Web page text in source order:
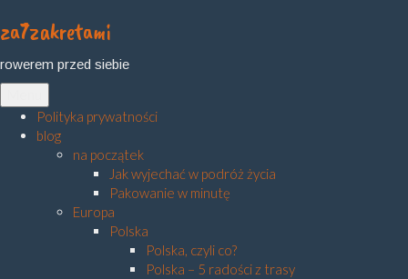
Skip
content
za7zakretami
rowerem przed siebie
Polityka prywatności
blog
na początek
Jak wyjechać w podróż życia
Pakowanie w minutę
Europa
Polska
Polska, czyli co?
Polska – 5 radości z trasy